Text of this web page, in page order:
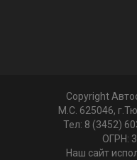
Copyright
М.С. 625046,
Тел: 8 (3452)
ОГРН:
Наш сайт